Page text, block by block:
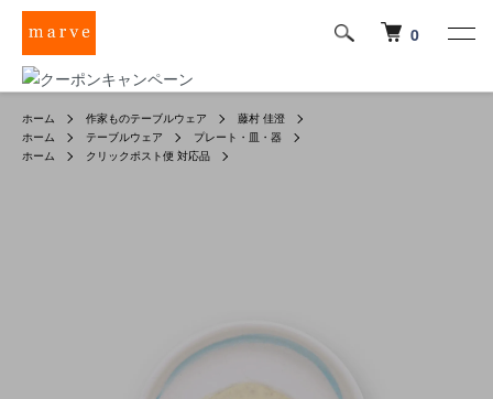
0
ホーム 作家ものテーブルウェア
藤村 佳澄
ホーム
テーブルウェア
プレート・皿・器
ホーム
クリックポスト便 対応品